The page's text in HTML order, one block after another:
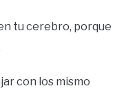
tu cerebro, porque
con los mismo